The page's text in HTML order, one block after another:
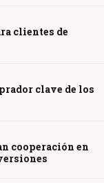
clientes de
clave de los
cooperación en